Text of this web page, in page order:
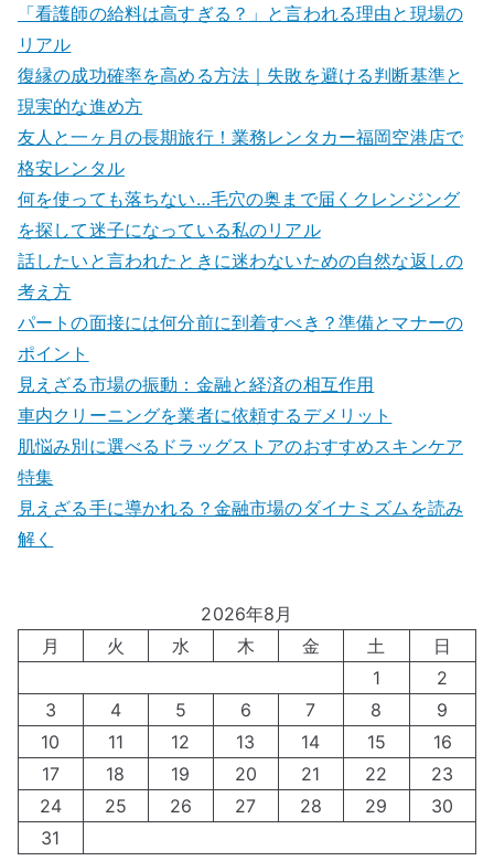
「看護師の給料は高すぎる？」と言われる理由と現場の
リアル
復縁の成功確率を高める方法｜失敗を避ける判断基準と
現実的な進め方
友人と一ヶ月の長期旅行！業務レンタカー福岡空港店で
格安レンタル
何を使っても落ちない…毛穴の奥まで届くクレンジング
を探して迷子になっている私のリアル
話したいと言われたときに迷わないための自然な返しの
考え方
パートの面接には何分前に到着すべき？準備とマナーの
ポイント
見えざる市場の振動：金融と経済の相互作用
車内クリーニングを業者に依頼するデメリット
肌悩み別に選べるドラッグストアのおすすめスキンケア
特集
見えざる手に導かれる？金融市場のダイナミズムを読み
解く
2026年8月
月
火 水 木 金 土
日
1
2
3
4 5 6 7 8
9
10
11 12 13 14 15
16
17
18 19 20 21 22
23
24
25 26 27 28 29
30
31